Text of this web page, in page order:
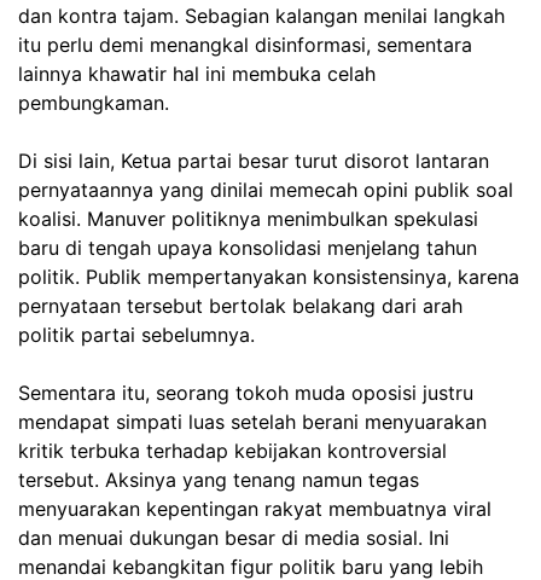
dan kontra tajam. Sebagian kalangan menilai langkah
itu perlu demi menangkal disinformasi, sementara
lainnya khawatir hal ini membuka celah
pembungkaman.
Di sisi lain, Ketua partai besar turut disorot lantaran
pernyataannya yang dinilai memecah opini publik soal
koalisi. Manuver politiknya menimbulkan spekulasi
baru di tengah upaya konsolidasi menjelang tahun
politik. Publik mempertanyakan konsistensinya, karena
pernyataan tersebut bertolak belakang dari arah
politik partai sebelumnya.
Sementara itu, seorang tokoh muda oposisi justru
mendapat simpati luas setelah berani menyuarakan
kritik terbuka terhadap kebijakan kontroversial
tersebut. Aksinya yang tenang namun tegas
menyuarakan kepentingan rakyat membuatnya viral
dan menuai dukungan besar di media sosial. Ini
menandai kebangkitan figur politik baru yang lebih